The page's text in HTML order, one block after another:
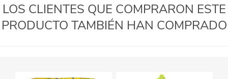
LOS CLIENTES QUE COMPRARON ESTE
PRODUCTO TAMBIÉN HAN COMPRADO